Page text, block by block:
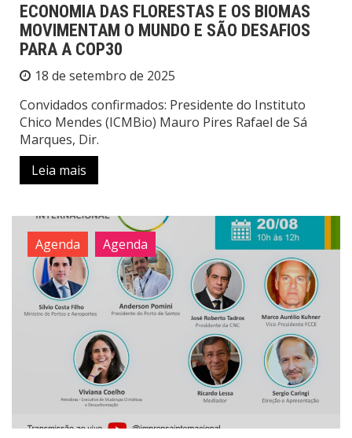
ECONOMIA DAS FLORESTAS E OS BIOMAS
MOVIMENTAM O MUNDO E SÃO DESAFIOS
PARA A COP30
18 de setembro de 2025
Convidados confirmados: Presidente do Instituto
Chico Mendes (ICMBio) Mauro Pires Rafael de Sá
Marques, Dir.
Leia mais
Agenda Agenda